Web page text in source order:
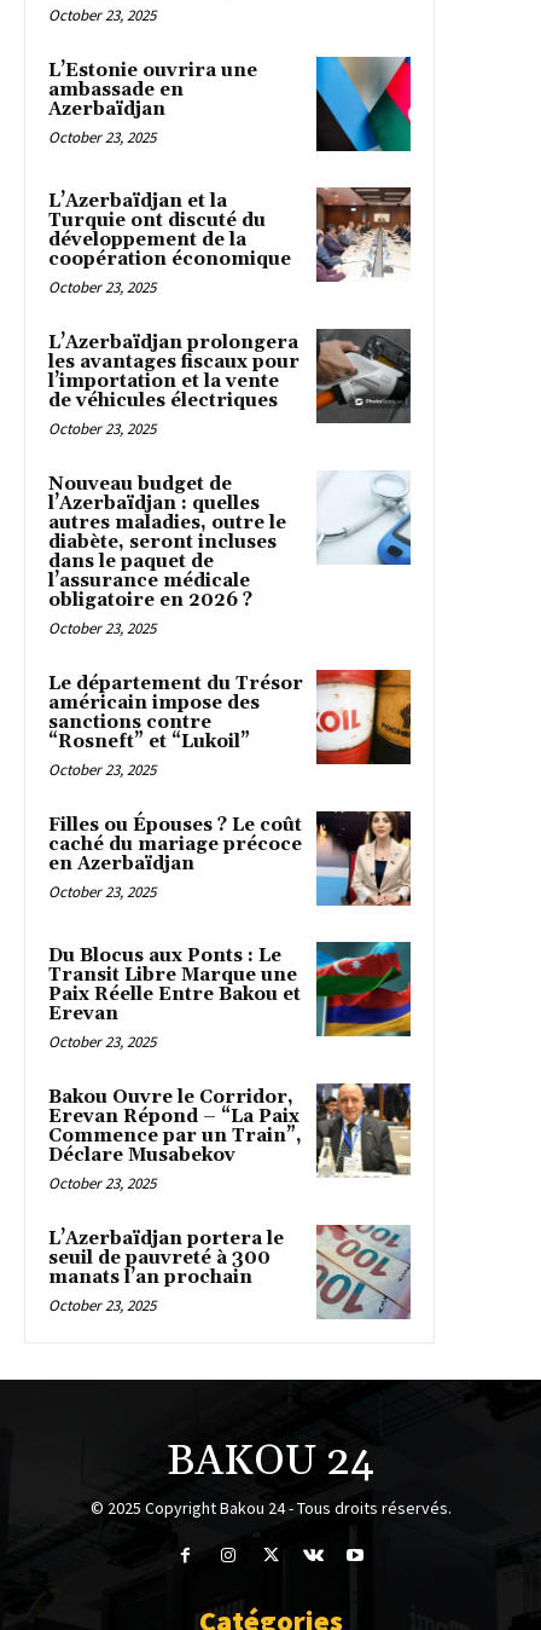
October 23, 2025
L’Estonie ouvrira une
ambassade en
Azerbaïdjan
October 23, 2025
L’Azerbaïdjan et la
Turquie ont discuté du
développement de la
coopération économique
October 23, 2025
L’Azerbaïdjan prolongera
les avantages fiscaux pour
l’importation et la vente
de véhicules électriques
October 23, 2025
Nouveau budget de
l’Azerbaïdjan : quelles
autres maladies, outre le
diabète, seront incluses
dans le paquet de
l’assurance médicale
obligatoire en 2026 ?
October 23, 2025
Le département du Trésor
américain impose des
sanctions contre
“Rosneft” et “Lukoil”
October 23, 2025
Filles ou Épouses ? Le coût
caché du mariage précoce
en Azerbaïdjan
October 23, 2025
Du Blocus aux Ponts : Le
Transit Libre Marque une
Paix Réelle Entre Bakou et
Erevan
October 23, 2025
Bakou Ouvre le Corridor,
Erevan Répond – “La Paix
Commence par un Train”,
Déclare Musabekov
October 23, 2025
L’Azerbaïdjan portera le
seuil de pauvreté à 300
manats l’an prochain
October 23, 2025
BAKOU 24
© 2025 Copyright Bakou 24 - Tous droits réservés.
Catégories